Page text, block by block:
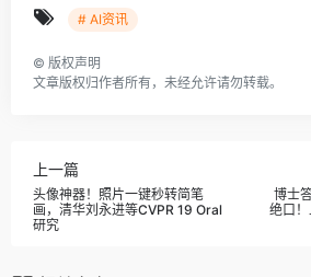
# AI资讯
© 版权声明
文章版权归作者所有，未经允许请勿转载。
上一篇
头像神器！照片一键秒转简笔
画，清华刘永进等CVPR 19 Oral
研究
博士
绝口